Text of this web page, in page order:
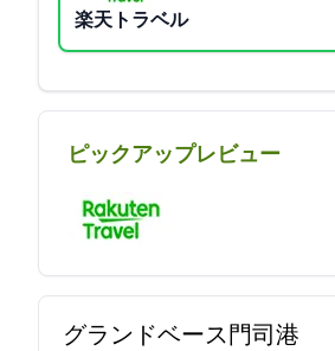
楽天トラベル
ピックアップレビュー
グランドベース門司港